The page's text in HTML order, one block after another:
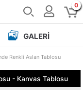
0
GALERI
Renkli Aslan Tablosu
- Kanvas Tablosu